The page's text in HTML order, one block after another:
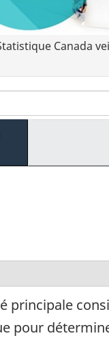
Canada
principale
pour